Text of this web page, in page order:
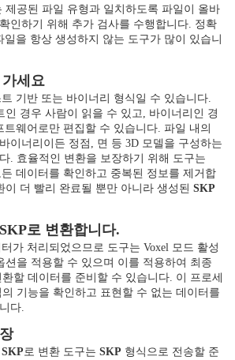
제공된 파일 유형과 일치하도록 파일이 올바
인하기 위해 추가 검사를 수행합니다. 정확
일을 항상 생성하지 않는 도구가 많이 있습니
세요
기반 또는 바이너리 형식일 수 있습니다.
인 경우 사람이 읽을 수 있고, 바이너리인 경
트웨어로만 편집할 수 있습니다. 파일 내의
이너리이든 정점, 면 등 3D 모델을 구성하는
. 효율적인 변환을 보장하기 위해 도구는
데이터를 확인하고 중복된 정보를 제거합
이 더 빨리 완료될 뿐만 아니라 생성된 SKP
로 변환합니다.
가 처리되었으므로 도구는 Voxel 모드 활성
션을 적용할 수 있으며 이를 적용하여 최종
할 데이터를 준비할 수 있습니다. 이 프로세
의 기능을 확인하고 표현할 수 없는 데이터를
다.
SKP로 변환 도구는 SKP 형식으로 전송할 준